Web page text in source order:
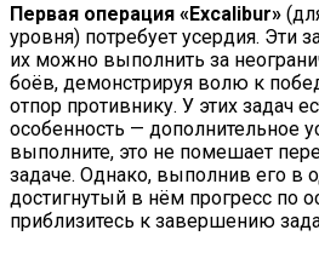
Первая операция «Excalibur»
уровня) потребует усердия. Эти
их можно выполнить за
боёв, демонстрируя волю к
отпор противнику. У этих задач
особенность — дополнительное
выполните, это не помешает
задаче. Однако, выполнив его в
достигнутый в нём прогресс по
приблизитесь к завершению